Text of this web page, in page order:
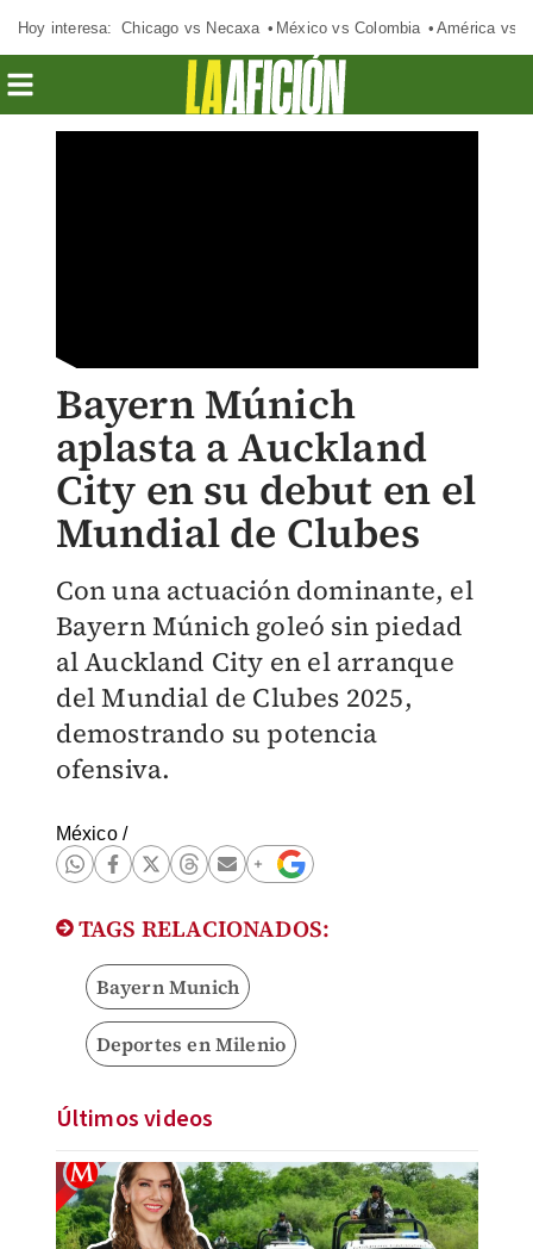
Hoy interesa: Chicago vs Necaxa México vs Colombia América vs
Bayern Múnich
aplasta a Auckland
City en su debut en el
Mundial de Clubes
Con una actuación dominante, el
Bayern Múnich goleó sin piedad
al Auckland City en el arranque
del Mundial de Clubes 2025,
demostrando su potencia
ofensiva.
México/
TAGS RELACIONADOS:
Bayern Munich
Deportes en Milenio
Últimos videos